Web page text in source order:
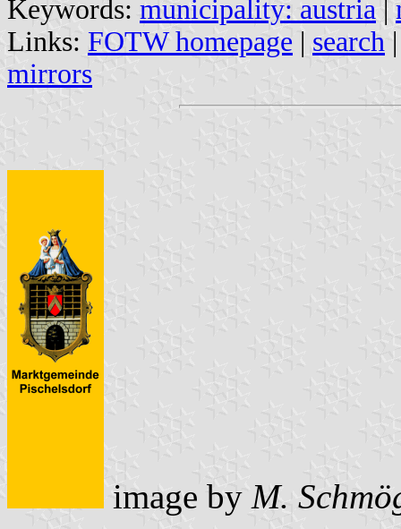
Keywords: municipality: austria |
Links: FOTW homepage | search
mirrors
image by M.